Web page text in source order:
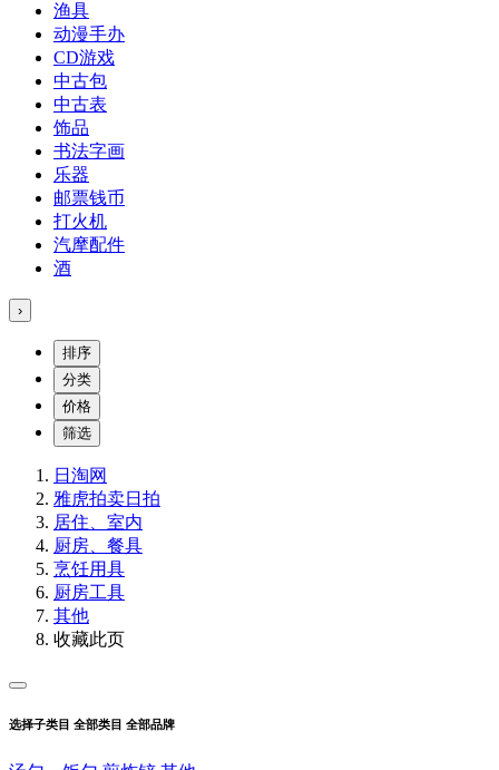
渔具
动漫手办
CD游戏
中古包
中古表
饰品
书法字画
乐器
邮票钱币
打火机
汽摩配件
酒
›
排序
分类
价格
筛选
日淘网
雅虎拍卖日拍
居住、室内
厨房、餐具
烹饪用具
厨房工具
其他
收藏此页
选择子类目 全部类目 全部品牌